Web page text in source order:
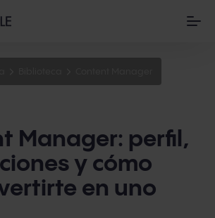
Manager: perfil,
y cómo
en uno